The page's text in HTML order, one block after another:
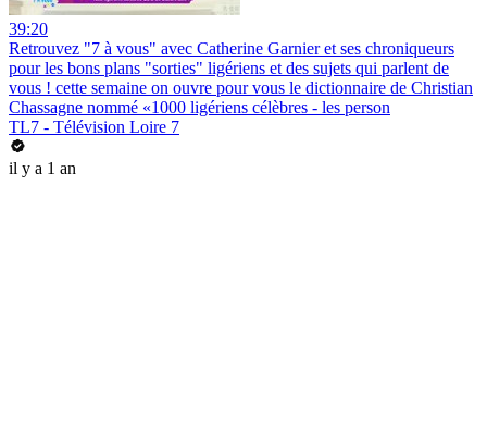
39:20
Retrouvez "7 à vous" avec Catherine Garnier et ses chroniqueurs
pour les bons plans "sorties" ligériens et des sujets qui parlent de
vous ! cette semaine on ouvre pour vous le dictionnaire de Christian
Chassagne nommé «1000 ligériens célèbres - les person
TL7 - Télévision Loire 7
il y a 1 an